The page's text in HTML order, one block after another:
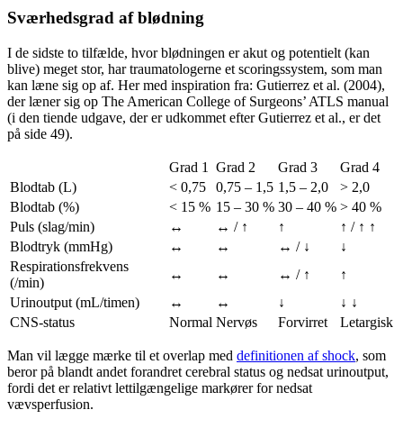
Sværhedsgrad af blødning
I de sidste to tilfælde, hvor blødningen er akut og potentielt (kan
blive) meget stor, har traumatologerne et scoringssystem, som man
kan læne sig op af. Her med inspiration fra: Gutierrez et al. (2004),
der læner sig op The American College of Surgeons’ ATLS manual
(i den tiende udgave, der er udkommet efter Gutierrez et al., er det
på side 49).
Grad 1 Grad 2 Grad 3
Grad 4
Blodtab (L)
< 0,75 0,75 – 1,5 1,5 – 2,0
> 2,0
Blodtab (%)
< 15 % 15 – 30 % 30 – 40 % > 40 %
Puls (slag/min)
↔ ↔ / ↑ ↑
↑ / ↑ ↑
Blodtryk (mmHg)
↔ ↔ ↔ / ↓
↓
Respirationsfrekvens
(/min)
↔ ↔ ↔ / ↑
↑
Urinoutput (mL/timen)
↔ ↔ ↓
↓ ↓
CNS-status
Normal Nervøs Forvirret Letargisk
Man vil lægge mærke til et overlap med definitionen af shock, som
beror på blandt andet forandret cerebral status og nedsat urinoutput,
fordi det er relativt lettilgængelige markører for nedsat
vævsperfusion.